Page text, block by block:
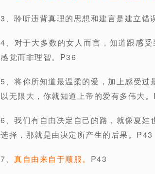
3、聆听违背真理的思想和建言是建立
4、对于大多数的女人而言，知道跟感
感觉而非理智。P36
5、将你所知道最温柔的爱，加上感受
以无限大，你就知道上帝的爱有多伟大
6、我们有自由决定自己的路，就像夏
选择，那就是由决定所产生的后果。P43
7、 真自由来自于顺服。 P43